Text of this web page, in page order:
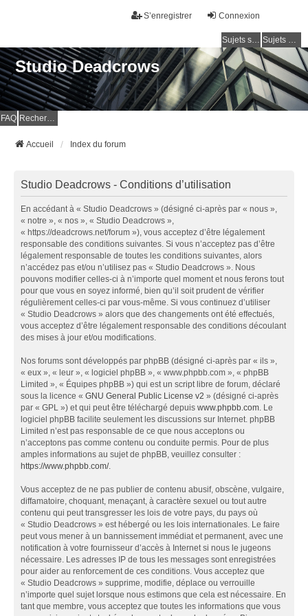
Connexion
S’enregistrer
Sujets sans réponse Sujets actifs
Studio Deadcrows
FAQ Rechercher
Accueil Index du forum
Studio Deadcrows - Conditions d’utilisation
En accédant à « Studio Deadcrows » (désigné ci-après par « nous »,
« notre », « nos », « Studio Deadcrows »,
« https://deadcrows.net/forum »), vous acceptez d’être légalement
responsable des conditions suivantes. Si vous n’acceptez pas d’être
légalement responsable de toutes les conditions suivantes, alors
n’accédez pas et/ou n’utilisez pas « Studio Deadcrows ». Nous
pouvons modifier celles-ci à n’importe quel moment et nous ferons tout
pour que vous en soyez informé, bien qu’il soit prudent de vérifier
régulièrement celles-ci par vous-même. Si vous continuez d’utiliser
« Studio Deadcrows » alors que des changements ont été effectués,
vous acceptez d’être légalement responsable des conditions découlant
des mises à jour et/ou modifications.
Nos forums sont développés par phpBB (désigné ci-après par « ils »,
« eux », « leur », « logiciel phpBB », « www.phpbb.com », « phpBB
Limited », « Équipes phpBB ») qui est un script libre de forum, déclaré
sous la licence « GNU General Public License v2 » (désigné ci-après
par « GPL ») et qui peut être téléchargé depuis www.phpbb.com. Le
logiciel phpBB facilite seulement les discussions sur Internet. phpBB
Limited n’est pas responsable de ce que nous acceptons ou
n’acceptons pas comme contenu ou conduite permis. Pour de plus
amples informations au sujet de phpBB, veuillez consulter :
https://www.phpbb.com/.
Vous acceptez de ne pas publier de contenu abusif, obscène, vulgaire,
diffamatoire, choquant, menaçant, à caractère sexuel ou tout autre
contenu qui peut transgresser les lois de votre pays, du pays où
« Studio Deadcrows » est hébergé ou les lois internationales. Le faire
peut vous mener à un bannissement immédiat et permanent, avec une
notification à votre fournisseur d’accès à Internet si nous le jugeons
nécessaire. Les adresses IP de tous les messages sont enregistrées
pour aider au renforcement de ces conditions. Vous acceptez que
« Studio Deadcrows » supprime, modifie, déplace ou verrouille
n’importe quel sujet lorsque nous estimons que cela est nécessaire. En
tant que membre, vous acceptez que toutes les informations que vous